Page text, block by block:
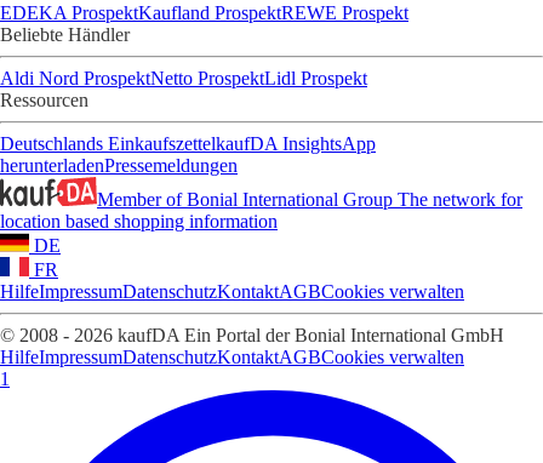
EDEKA ProspektKaufland ProspektREWE Prospekt
Beliebte Händler
Aldi Nord ProspektNetto ProspektLidl Prospekt
Ressourcen
Deutschlands EinkaufszettelkaufDA InsightsApp
herunterladenPressemeldungen
Member of Bonial International Group The network for
location based shopping information
DE
FR
HilfeImpressumDatenschutzKontaktAGBCookies verwalten
© 2008 - 2026 kaufDA Ein Portal der Bonial International GmbH
HilfeImpressumDatenschutzKontaktAGBCookies verwalten
1